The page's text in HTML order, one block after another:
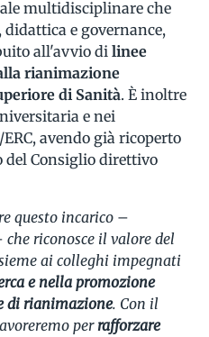
multidisciplinare che
e governance,
all'avvio dilinee
rianimazione
di Sanità. È inoltre
e nei
avendo già ricoperto
Consiglio direttivo
questo incarico –
che riconosce il valore del
ai colleghi impegnati
e nella promozione
di rianimazione. Con il
perrafforzare